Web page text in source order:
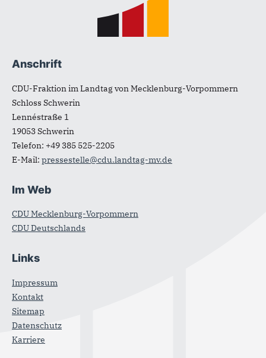
Anschrift
CDU-Fraktion im Landtag von Mecklenburg-Vorpommern
Schloss Schwerin
Lennéstraße 1
19053Schwerin
Telefon: +49 385 525-2205
E-Mail: pressestelle@cdu.landtag-mv.de
Im Web
CDU Mecklenburg-Vorpommern
CDU Deutschlands
Links
Impressum
Kontakt
Sitemap
Datenschutz
Karriere